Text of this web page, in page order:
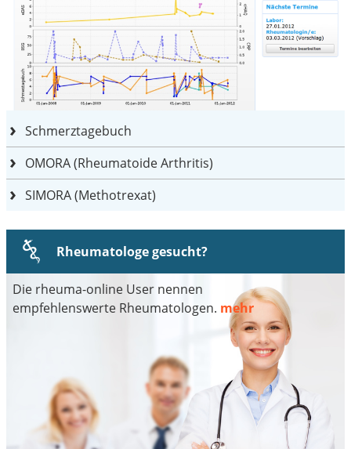
Schmerztagebuch
OMORA (Rheumatoide Arthritis)
SIMORA (Methotrexat)
Rheumatologe gesucht?
Die rheuma-online User nennen
empfehlenswerte Rheumatologen. mehr